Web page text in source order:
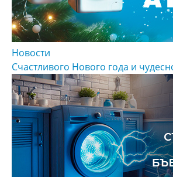
Новости
Счастливого Нового года и